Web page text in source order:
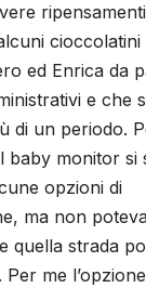
cioccolatini
ed Enrica da
e che
di un periodo.
baby monitor si
opzioni di
ma non
quella strada
Per me